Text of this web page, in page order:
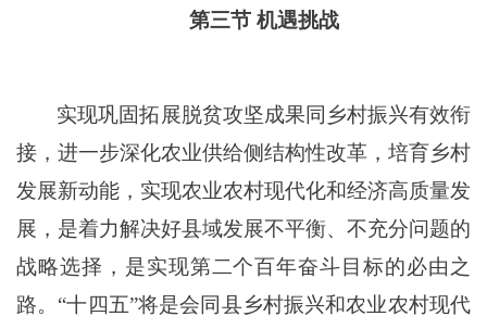
第三节 机遇挑战
实现巩固拓展脱贫攻坚成果同乡村振兴有效衔
接，进一步深化农业供给侧结构性改革，培育乡村
发展新动能，实现农业农村现代化和经济高质量发
展，是着力解决好县域发展不平衡、不充分问题的
战略选择，是实现第二个百年奋斗目标的必由之
路。 “十四五”将是会同县乡村振兴和农业农村现代